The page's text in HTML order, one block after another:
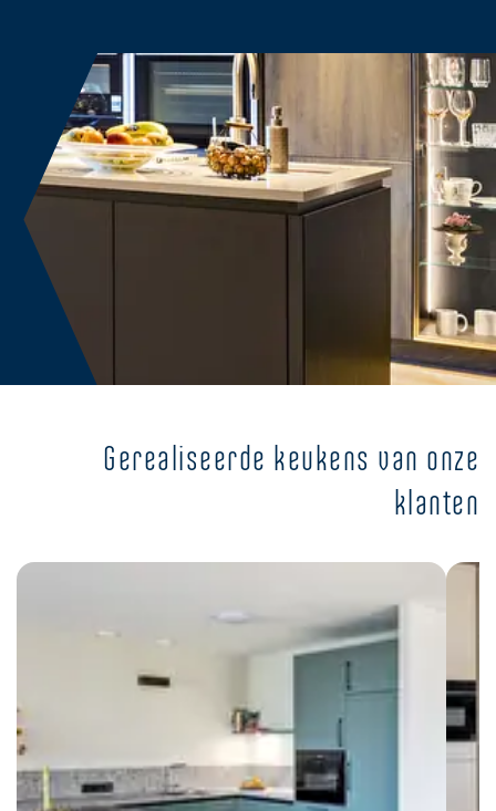
Gerealiseerde keukens van onze
klanten